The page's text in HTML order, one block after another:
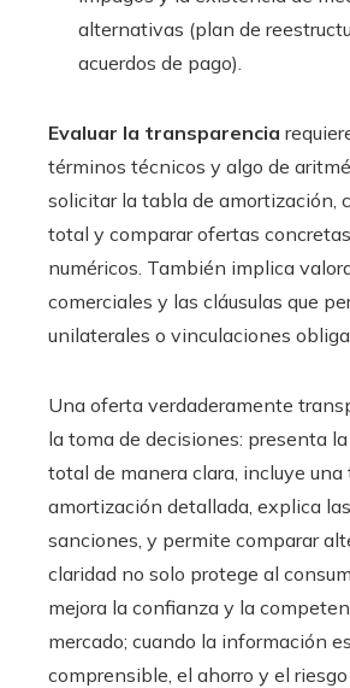
alternativas (plan de
acuerdos de pago).
Evaluar la transparencia
términos técnicos y algo de
solicitar la tabla de amortización,
total y comparar ofertas
numéricos. También implica
comerciales y las cláusulas que
unilaterales o vinculaciones
Una oferta verdaderamente
la toma de decisiones: presenta
total de manera clara, incluye una
amortización detallada, explica
sanciones, y permite comparar
claridad no solo protege al
mejora la confianza y la
mercado; cuando la información
comprensible, el ahorro y el